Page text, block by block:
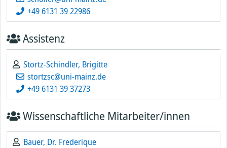
+49 6131 39 22986
Assistenz
Stortz-Schindler, Brigitte
stortzsc@uni-mainz.de
+49 6131 39 37273
Wissenschaftliche Mitarbeiter/innen
Bauer, Dr. Frederique